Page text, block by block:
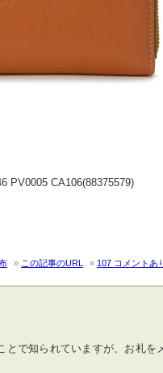
PV0005 CA106(88375579)
この記事のURL 107 コメントあ
とで知られていますが、お札を